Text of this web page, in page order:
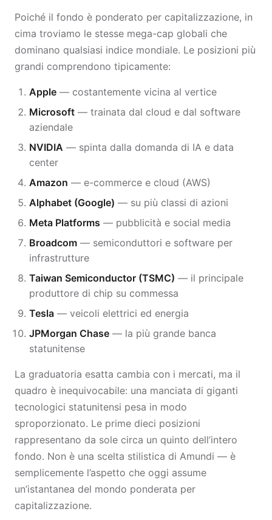
Poiché il fondo è ponderato per capitalizzazione, in
cima troviamo le stesse mega-cap globali che
dominano qualsiasi indice mondiale. Le posizioni più
grandi comprendono tipicamente:
Apple — costantemente vicina al vertice
Microsoft — trainata dal cloud e dal software
aziendale
NVIDIA — spinta dalla domanda di IA e data
center
Amazon — e-commerce e cloud (AWS)
Alphabet (Google) — su più classi di azioni
Meta Platforms — pubblicità e social media
Broadcom — semiconduttori e software per
infrastrutture
Taiwan Semiconductor (TSMC) — il principale
produttore di chip su commessa
Tesla — veicoli elettrici ed energia
JPMorgan Chase — la più grande banca
statunitense
La graduatoria esatta cambia con i mercati, ma il
quadro è inequivocabile: una manciata di giganti
tecnologici statunitensi pesa in modo
sproporzionato. Le prime dieci posizioni
rappresentano da sole circa un quinto dell’intero
fondo. Non è una scelta stilistica di Amundi — è
semplicemente l’aspetto che oggi assume
un’istantanea del mondo ponderata per
capitalizzazione.